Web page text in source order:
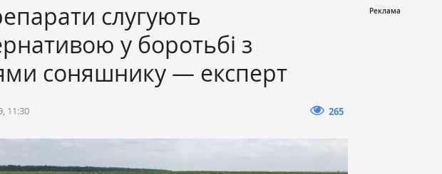
слугують
у боротьбі з
соняшнику — експерт
11:30 265